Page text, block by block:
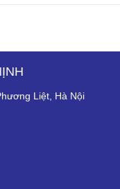
Liệt, Hà Nội